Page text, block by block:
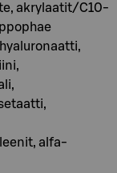
akrylaatit/C10-
alfa-